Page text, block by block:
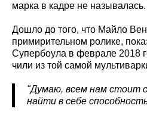
марка в кадре не называлась.
Дошло до того, что Майло
примирительном ролике,
Супербоула в феврале 2018
чили из той самой
"Думаю, всем нам стоит
найти в себе